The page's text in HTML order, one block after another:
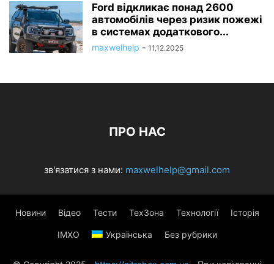
Ford відкликає понад 2600
автомобілів через ризик пожежі
в системах додаткового...
maxwelhelp - 11.12.2025
ПРО НАС
зв'язатися з нами: maxwelhelp@gmail.com
Новини Відео Тести ТехЗона Технології Історія
ІМХО Українська Без рубрики